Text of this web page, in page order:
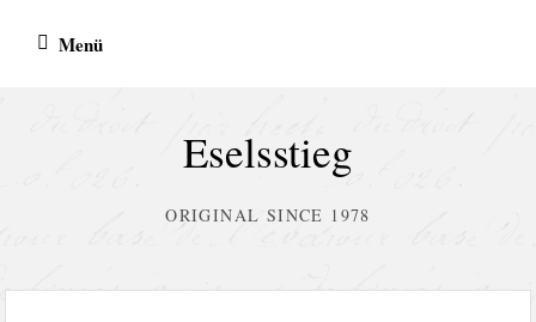
Inhalt Menü
Eselsstieg
ORIGINAL SINCE 1978